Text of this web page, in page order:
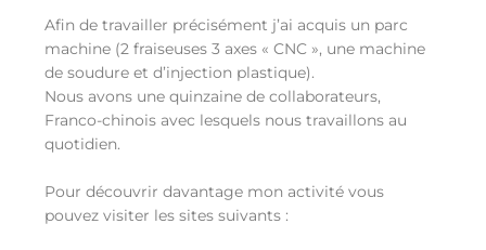
Afin de travailler précisément j’ai acquis un parc
machine (2 fraiseuses 3 axes « CNC », une machine
de soudure et d’injection plastique).
Nous avons une quinzaine de collaborateurs,
Franco-chinois avec lesquels nous travaillons au
quotidien.
Pour découvrir davantage mon activité vous
pouvez visiter les sites suivants :